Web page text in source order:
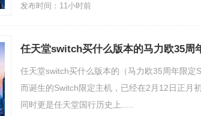
发布时间：11小时前
任天堂switch买什么版本的马力欧35周
任天堂switch买什么版本的（马力欧35周年限
而诞生的Switch限定主机，已经在2月12日正月
同时更是任天堂国行历史上.....